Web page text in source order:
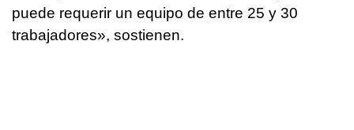
puede requerir un equipo de entre 25 y 30
trabajadores», sostienen.